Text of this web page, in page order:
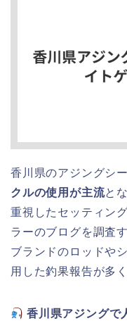
香川県のアジングシー
クルの使用が主流と
重視したセッティン
ラーのブログを調査
ブランドのロッドや
用した釣果報告が多
香川県アジングで